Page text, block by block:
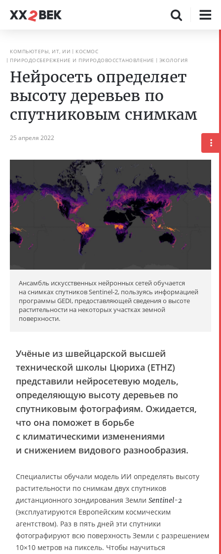
КОМПЬЮТЕРЫ, ИТ, ИИ
КОСМОС
ПРИРОДОСБЕРЕЖЕНИЕ И ПРИРОДОВОССТАНОВЛЕНИЕ
ЭКОЛОГИЯ
Нейросеть определяет
высоту деревьев по
спутниковым снимкам
25 апреля 2022
Ансамбль искусственных нейронных сетей обучается
на снимках спутников Sentinel-2, пользуясь информацией
программы GEDI, предоставляющей сведения о высоте
растительности на некоторых участках земной
поверхности.
Учёные из швейцарской высшей
технической школы Цюриха (ETHZ)
представили нейросетевую модель,
определяющую высоту деревьев по
спутниковым фотографиям. Ожидается,
что она поможет в борьбе
с климатическими изменениями
и снижением видового разнообразия.
Специалисты обучали модель ИИ определять высоту
растительности по снимкам двух спутников
дистанционного зондирования Земли Sentinel-2
(эксплуатируются Европейским космическим
агентством). Раз в пять дней эти спутники
фотографируют всю поверхность Земли с разрешением
10×10 метров на пиксель. Чтобы научиться